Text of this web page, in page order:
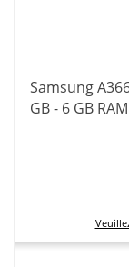
Samsung
GB - 6 GB